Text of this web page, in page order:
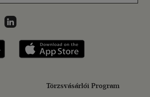
on
az Instagramon
Libri a LinkedInen
Libri applikáció Szerezd meg: Google
Törzsvásárlói Program